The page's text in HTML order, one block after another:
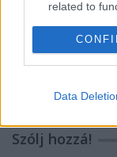
related to
I want to
related to
I want to
related to
user
Data
Szólj hozzá!